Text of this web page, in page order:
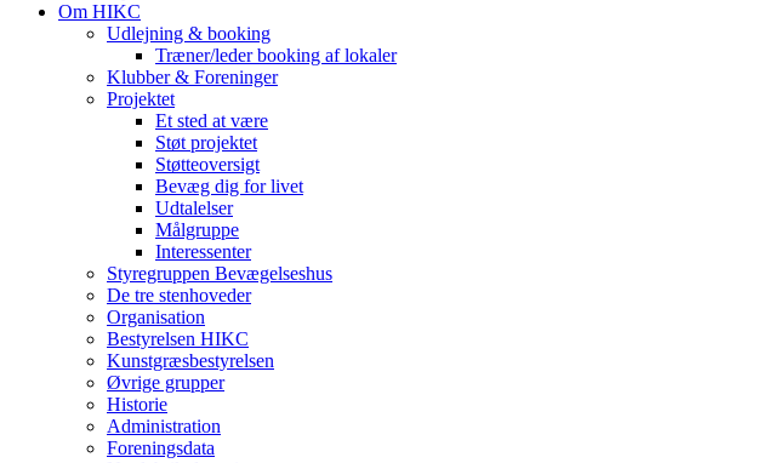
Om HIKC
Udlejning & booking
Træner/leder booking af lokaler
Klubber & Foreninger
Projektet
Et sted at være
Støt projektet
Støtteoversigt
Bevæg dig for livet
Udtalelser
Målgruppe
Interessenter
Styregruppen Bevægelseshus
De tre stenhoveder
Organisation
Bestyrelsen HIKC
Kunstgræsbestyrelsen
Øvrige grupper
Historie
Administration
Foreningsdata